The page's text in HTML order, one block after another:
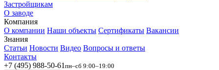
Застройщикам
О заводе
Компания
О компании Наши объекты Сертификаты Вакансии
Знания
Статьи Новости Видео Вопросы и ответы
Контакты
+7 (495) 988-50-61 пн–сб 9:00–19:00